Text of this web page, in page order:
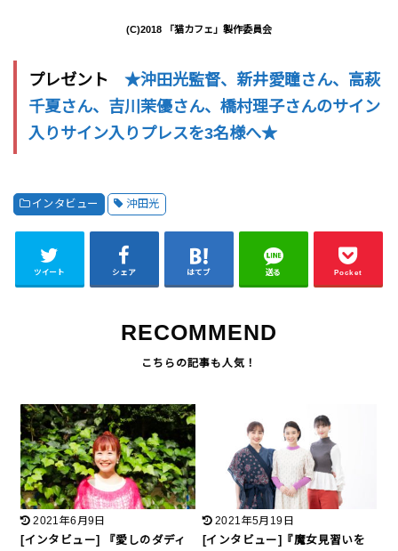
(C)2018 「猫カフェ」製作委員会
プレゼント ★沖田光監督、新井愛瞳さん、高萩
千夏さん、吉川茉優さん、橋村理子さんのサイン
入りサイン入りプレスを3名様へ★
インタビュー 沖田光
ツイート シェア はてブ 送る Pocket
RECOMMEND
2021年6月9日
[インタビュー] 『愛しのダディ
2021年5月19日
[インタビュー]『魔女見習いを